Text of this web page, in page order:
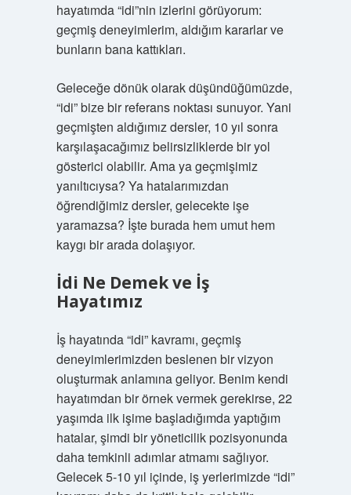
hayatımda “idi”nin izlerini görüyorum:
geçmiş deneyimlerim, aldığım kararlar ve
bunların bana kattıkları.
Geleceğe dönük olarak düşündüğümüzde,
“idi” bize bir referans noktası sunuyor. Yani
geçmişten aldığımız dersler, 10 yıl sonra
karşılaşacağımız belirsizliklerde bir yol
gösterici olabilir. Ama ya geçmişimiz
yanıltıcıysa? Ya hatalarımızdan
öğrendiğimiz dersler, gelecekte işe
yaramazsa? İşte burada hem umut hem
kaygı bir arada dolaşıyor.
İdi Ne Demek ve İş
Hayatımız
İş hayatında “idi” kavramı, geçmiş
deneyimlerimizden beslenen bir vizyon
oluşturmak anlamına geliyor. Benim kendi
hayatımdan bir örnek vermek gerekirse, 22
yaşımda ilk işime başladığımda yaptığım
hatalar, şimdi bir yöneticilik pozisyonunda
daha temkinli adımlar atmamı sağlıyor.
Gelecek 5-10 yıl içinde, iş yerlerimizde “idi”